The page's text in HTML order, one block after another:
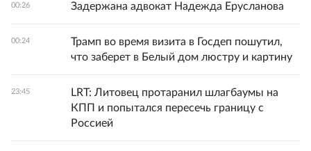
00:26 Задержана адвокат Надежда Ерусланова
00:24
Трамп во время визита в Госдеп пошутил,
что заберет в Белый дом люстру и картину
23:45
LRT: Литовец протаранил шлагбаумы на
КПП и попытался пересечь границу с
Россией